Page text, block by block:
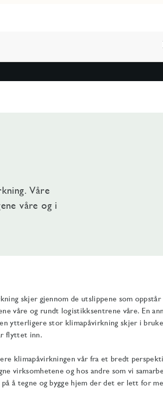
Våre
våre og i
skjer gjennom de utslippene som
våre og rundt logistikksentrene våre. En
ytterligere stor klimapåvirkning skjer i
flyttet inn.
klimapåvirkningen vår fra et bredt
virksomhetene og hos andre som vi
å tegne og bygge hjem der det er lett for